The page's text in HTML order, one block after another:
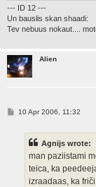
--- ID 12 ---
Un bauslis skan shaadi:
Tev nebuus nokaut....
Alien
P10 Apr 2006, 11:32
Agnijs wrote:
man paziistami
teica, ka
izraadaas, ka